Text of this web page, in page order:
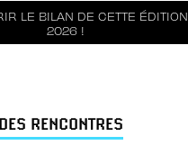
LE BILAN DE CETTE ÉDITION
2026 !
RENCONTRES